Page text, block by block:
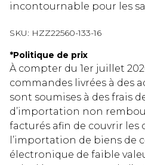
incontournable pour les
SKU: HZZ22560-133-16
*Politique de prix
À compter du 1er juillet
commandes livrées à des
sont soumises à des frais
d’importation non
facturés afin de couvrir les
l’importation de biens de
électronique de faible